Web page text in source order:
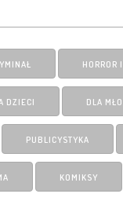
HORROR
DZIECI DLA
PUBLICYSTYKA
KOMIKSY